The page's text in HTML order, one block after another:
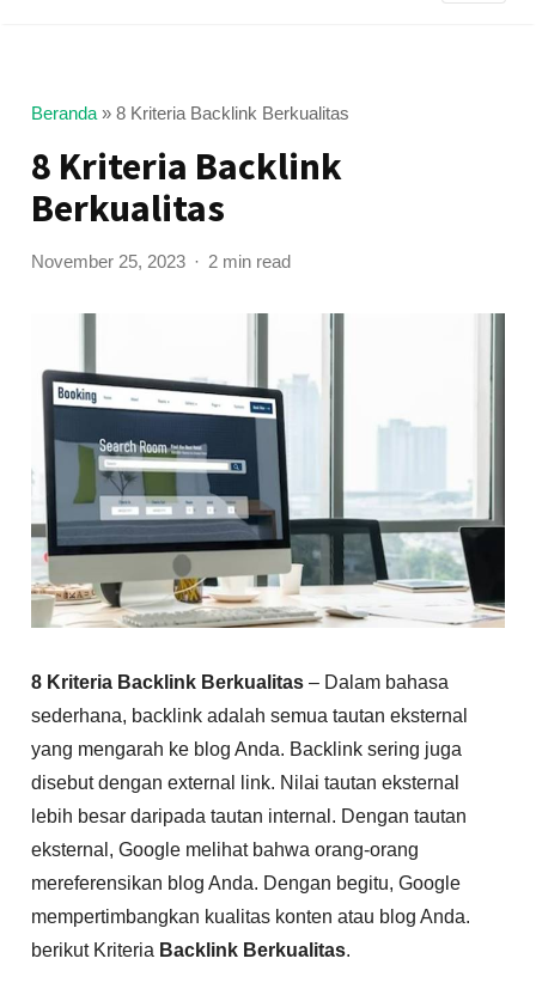
Beranda »8 Kriteria Backlink Berkualitas
8 Kriteria Backlink
Berkualitas
November 25, 2023 2 min read
8 Kriteria Backlink Berkualitas – Dalam bahasa
sederhana, backlink adalah semua tautan eksternal
yang mengarah ke blog Anda. Backlink sering juga
disebut dengan external link. Nilai tautan eksternal
lebih besar daripada tautan internal. Dengan tautan
eksternal, Google melihat bahwa orang-orang
mereferensikan blog Anda. Dengan begitu, Google
mempertimbangkan kualitas konten atau blog Anda.
berikut Kriteria Backlink Berkualitas.